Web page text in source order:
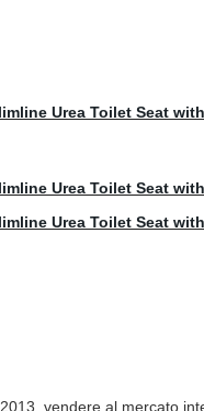
vendere al mercato